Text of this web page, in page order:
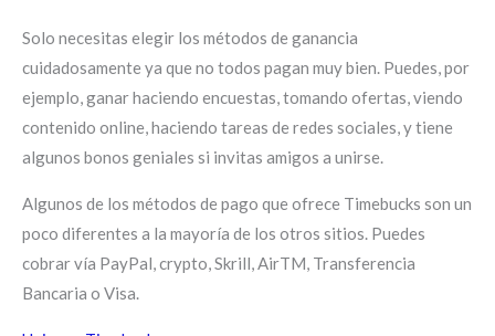
Solo necesitas elegir los métodos de ganancia
cuidadosamente ya que no todos pagan muy bien. Puedes, por
ejemplo, ganar haciendo encuestas, tomando ofertas, viendo
contenido online, haciendo tareas de redes sociales, y tiene
algunos bonos geniales si invitas amigos a unirse.
Algunos de los métodos de pago que ofrece Timebucks son un
poco diferentes a la mayoría de los otros sitios. Puedes
cobrar vía PayPal, crypto, Skrill, AirTM, Transferencia
Bancaria o Visa.